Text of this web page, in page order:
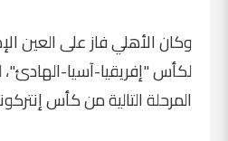
لكأس "إفريقيا-آسيا-
المرحلة التالية من كأس